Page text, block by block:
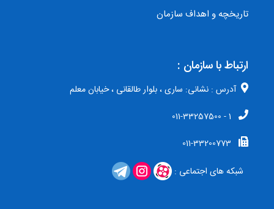
تاریخچه و اهداف سازمان
ارتباط با سازمان :
آدرس : نشانی: ساری ، بلوار طالقانی ، خیابان معلم
1 - 011-33257500
011-33200773
شبکه های اجتماعی :